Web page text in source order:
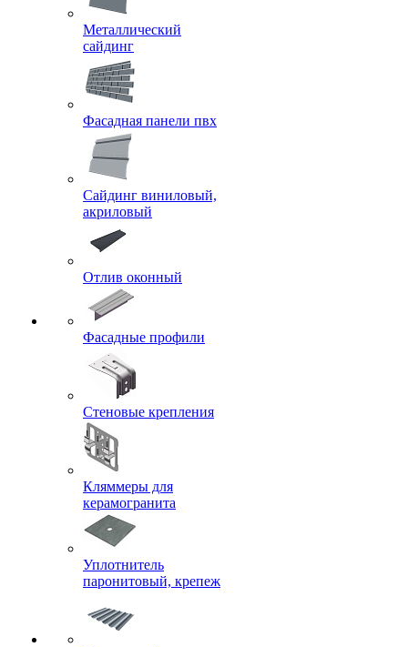
Металлический
сайдинг
Фасадная панели пвх
Сайдинг виниловый,
акриловый
Отлив оконный
Фасадные профили
Стеновые крепления
Кляммеры для
керамогранита
Уплотнитель
паронитовый, крепеж